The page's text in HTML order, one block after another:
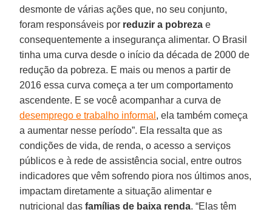
desmonte de várias ações que, no seu conjunto,
foram responsáveis por reduzir a pobreza e
consequentemente a insegurança alimentar. O Brasil
tinha uma curva desde o início da década de 2000 de
redução da pobreza. E mais ou menos a partir de
2016 essa curva começa a ter um comportamento
ascendente. E se você acompanhar a curva de
desemprego e trabalho informal , ela também começa
a aumentar nesse período”. Ela ressalta que as
condições de vida, de renda, o acesso a serviços
públicos e à rede de assistência social, entre outros
indicadores que vêm sofrendo piora nos últimos anos,
impactam diretamente a situação alimentar e
nutricional das famílias de baixa renda. “Elas têm